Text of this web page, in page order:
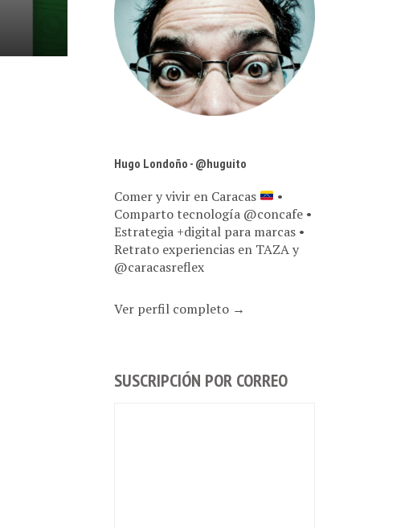
Hugo Londoño - @huguito
Comer y vivir en Caracas
•
Comparto tecnología @concafe •
Estrategia +digital para marcas •
Retrato experiencias en TAZA y
@caracasreflex
Ver perfil completo →
SUSCRIPCIÓN POR CORREO